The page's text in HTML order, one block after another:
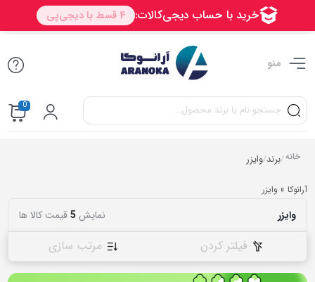
منو
0
خانه/برند/وایزر
آرانوکا » وایزر
وایزر نمایش 5قیمت کالا ها
فیلتر کردن مرتب سازی